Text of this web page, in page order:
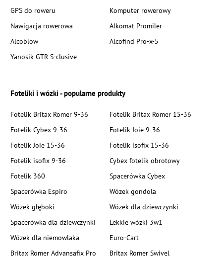
GPS do roweru
Komputer rowerowy
Nawigacja rowerowa
Alkomat Promiler
Alcoblow
Alcofind Pro-x-5
Yanosik GTR S-clusive
Foteliki i wózki - popularne produkty
Fotelik Britax Romer 9-36
Fotelik Britax Romer 15-36
Fotelik Cybex 9-36
Fotelik Joie 9-36
Fotelik Joie 15-36
Fotelik isofix 15-36
Fotelik isofix 9-36
Cybex fotelik obrotowy
Fotelik 360
Spacerówka Cybex
Spacerówka Espiro
Wózek gondola
Wózek głęboki
Wózek dla dziewczynki
Spacerówka dla dziewczynki
Lekkie wózki 3w1
Wózek dla niemowlaka
Euro-Cart
Britax Romer Advansafix Pro
Britax Romer Swivel